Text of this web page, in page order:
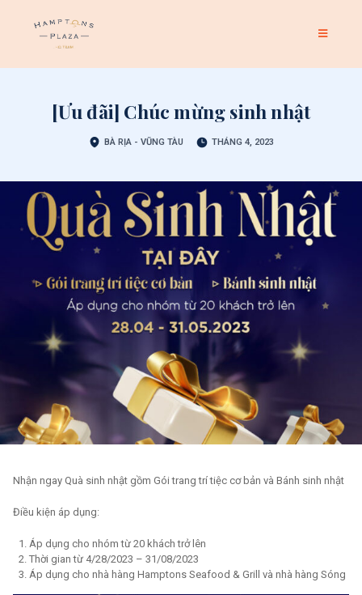
[Ưu đãi] Chúc mừng sinh nhật
BÀ RỊA - VŨNG TÀU THÁNG 4, 2023
Nhận ngay Quà sinh nhật gồm Gói trang trí tiệc cơ bản và Bánh sinh nhật
Điều kiện áp dụng:
Áp dụng cho nhóm từ 20 khách trở lên
Thời gian từ 4/28/2023 – 31/08/2023
Áp dụng cho nhà hàng Hamptons Seafood & Grill và nhà hàng Sóng